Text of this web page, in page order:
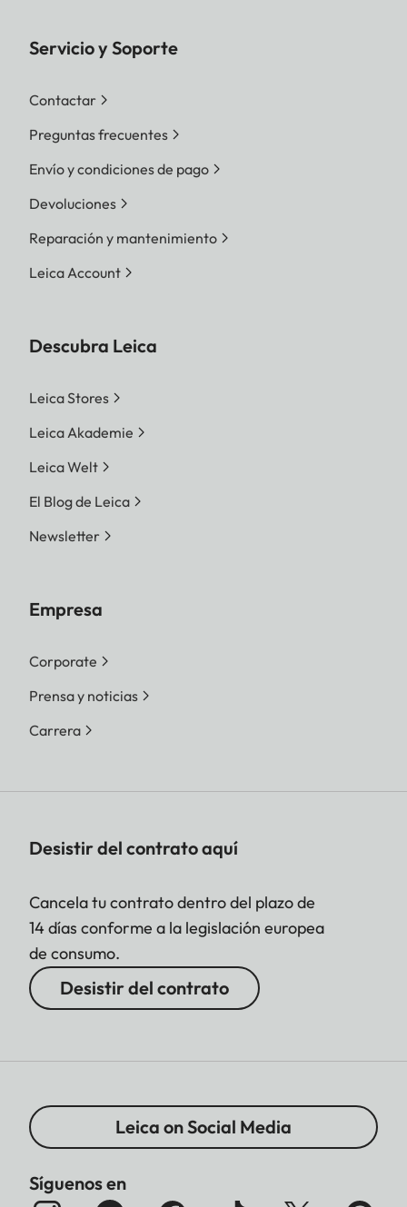
Servicio y Soporte
Contactar
Preguntas frecuentes
Envío y condiciones de pago
Devoluciones
Reparación y mantenimiento
Leica Account
Descubra Leica
Leica Stores
Leica Akademie
Leica Welt
El Blog de Leica
Newsletter
Empresa
Corporate
Prensa y noticias
Carrera
Desistir del contrato aquí
Cancela tu contrato dentro del plazo de
14 días conforme a la legislación europea
de consumo.
Desistir del contrato
Leica on Social Media
Síguenos en